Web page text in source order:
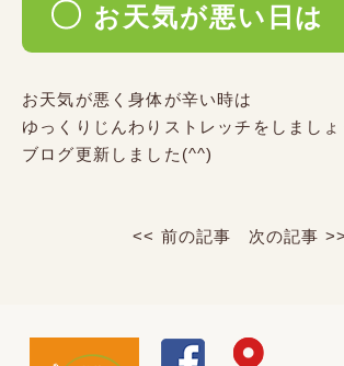
お天気が悪い日は
お天気が悪く身体が辛い時は
ゆっくりじんわりストレッチをしましょ
ブログ更新しました(^^)
<< 前の記事 次の記事 >>